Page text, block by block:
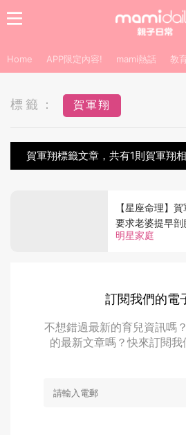
Home APP限定內容! mami熱話 教
標籤： 賀軍翔
賀軍翔標籤文章，共有1則賀軍翔
明星家庭
【星座命理】
要求老婆提早
影響最大的不
訂閱我們的電
不想錯過最新的育兒資訊嗎
的最新文章嗎？快來訂閱我